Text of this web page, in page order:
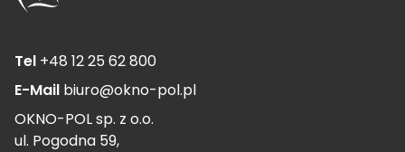
Tel +48 12 25 62 800
E-Mail biuro@okno-pol.pl
OKNO-POL sp. z o.o.
ul. Pogodna 59,